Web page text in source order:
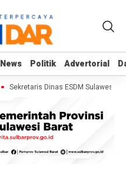
News Politik Advertorial
News Politik Advertorial
Sekretaris Dinas ESDM Sulawesi